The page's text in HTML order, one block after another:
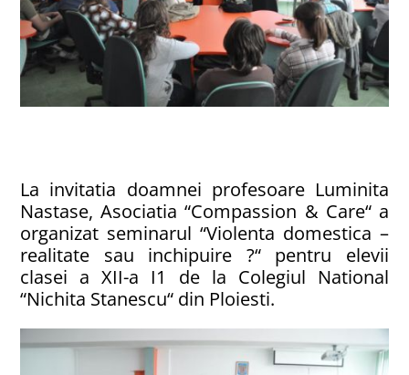
La invitatia doamnei profesoare Luminita
Nastase, Asociatia “Compassion & Care“ a
organizat seminarul “Violenta domestica –
realitate sau inchipuire ?“ pentru elevii
clasei a XII-a I1 de la Colegiul National
“Nichita Stanescu“ din Ploiesti.